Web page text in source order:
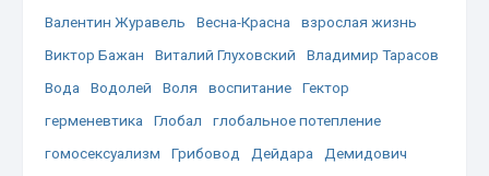
Валентин Журавель
Весна-Красна
взрослая жизнь
Виктор Бажан
Виталий Глуховский
Владимир Тарасов
Вода
Водолей Воля воспитание
Гектор
герменевтика
Глобал
глобальное потепление
гомосексуализм
Грибовод Дейдара
Демидович